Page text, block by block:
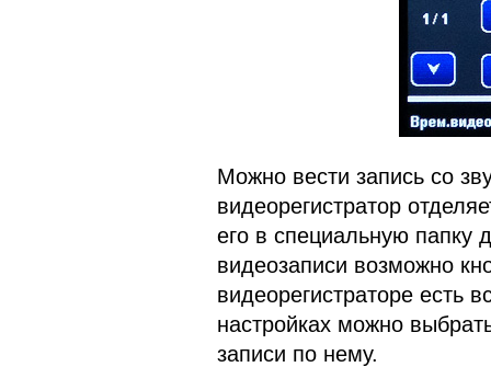
Можно вести запись со
видеорегистратор
его в специальную папку
видеозаписи возможно
видеорегистраторе есть
настройках можно
записи по нему.